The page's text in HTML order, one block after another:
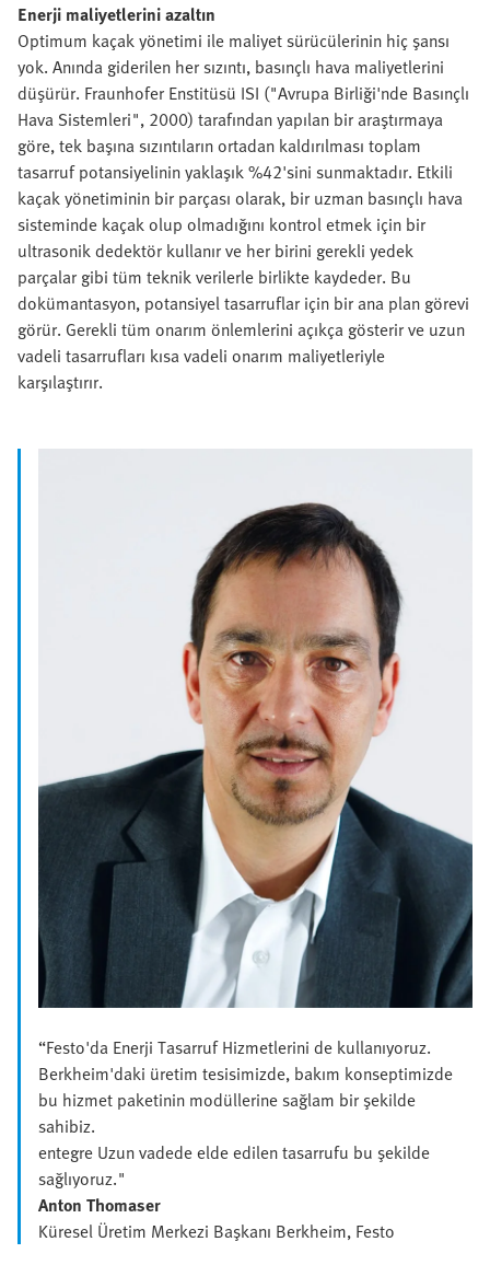
Enerji maliyetlerini azaltın
Optimum kaçak yönetimi ile maliyet sürücülerinin hiç şansı
yok. Anında giderilen her sızıntı, basınçlı hava maliyetlerini
düşürür. Fraunhofer Enstitüsü ISI ("Avrupa Birliği'nde Basınçlı
Hava Sistemleri", 2000) tarafından yapılan bir araştırmaya
göre, tek başına sızıntıların ortadan kaldırılması toplam
tasarruf potansiyelinin yaklaşık %42'sini sunmaktadır. Etkili
kaçak yönetiminin bir parçası olarak, bir uzman basınçlı hava
sisteminde kaçak olup olmadığını kontrol etmek için bir
ultrasonik dedektör kullanır ve her birini gerekli yedek
parçalar gibi tüm teknik verilerle birlikte kaydeder. Bu
dokümantasyon, potansiyel tasarruflar için bir ana plan görevi
görür. Gerekli tüm onarım önlemlerini açıkça gösterir ve uzun
vadeli tasarrufları kısa vadeli onarım maliyetleriyle
karşılaştırır.
“Festo'da Enerji Tasarruf Hizmetlerini de kullanıyoruz.
Berkheim'daki üretim tesisimizde, bakım konseptimizde
bu hizmet paketinin modüllerine sağlam bir şekilde
sahibiz.
entegre Uzun vadede elde edilen tasarrufu bu şekilde
sağlıyoruz."
Anton Thomaser
Küresel Üretim Merkezi Başkanı Berkheim, Festo